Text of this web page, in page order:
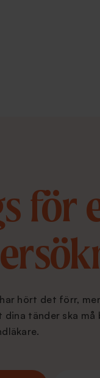
för
hört det förr,
tänder ska må